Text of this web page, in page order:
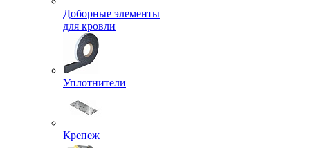
Доборные элементы
для кровли
Уплотнители
Крепеж